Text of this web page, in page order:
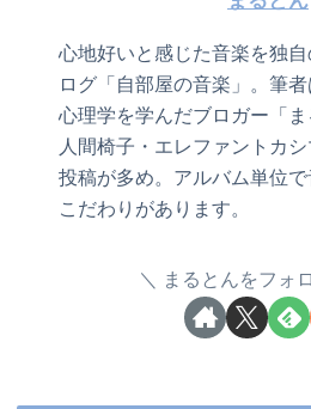
心地好いと感じた音楽を独
ログ「自部屋の音楽」。筆
心理学を学んだブロガー「ま
人間椅子・エレファントカ
投稿が多め。アルバム単位
こだわりがあります。
まるとんをフォ